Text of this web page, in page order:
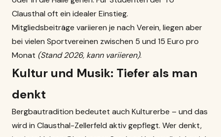
Clausthal oft ein idealer Einstieg.
Mitgliedsbeiträge variieren je nach Verein, liegen aber
bei vielen Sportvereinen zwischen 5 und 15 Euro pro
Monat (Stand 2026, kann variieren).
Kultur und Musik: Tiefer als man
denkt
Bergbautradition bedeutet auch Kulturerbe – und das
wird in Clausthal-Zellerfeld aktiv gepflegt. Wer denkt,